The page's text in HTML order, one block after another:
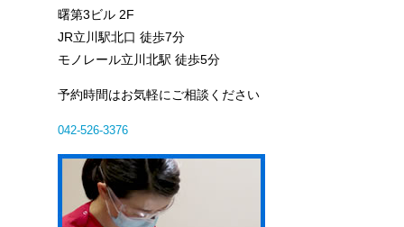
曙第3ビル 2F
JR立川駅北口 徒歩7分
モノレール立川北駅 徒歩5分
予約時間はお気軽にご相談ください
042-526-3376